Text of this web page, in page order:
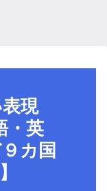
現
・英
カ国